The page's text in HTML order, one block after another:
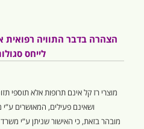
הצהרה בדבר התוויה רפואית
לייחס
מוצרי רז קל אינם תרופות אלא תוספי
ושאינם פעילים, המאושרים
מובהר בזאת, כי האישור שניתן ע”י